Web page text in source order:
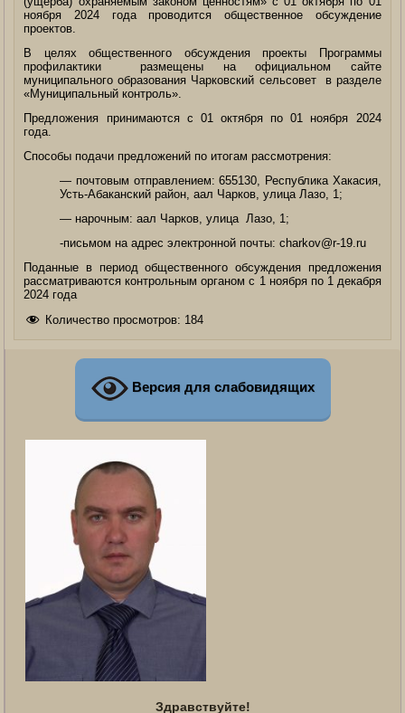
ноября 2024 года проводится общественное обсуждение
проектов.
В целях общественного обсуждения проекты Программы
профилактики размещены на официальном сайте
муниципального образования Чарковский сельсовет в разделе
«Муниципальный контроль».
Предложения принимаются с 01 октября по 01 ноября 2024
года.
Способы подачи предложений по итогам рассмотрения:
— почтовым отправлением: 655130, Республика Хакасия,
Усть-Абаканский район, аал Чарков, улица Лазо, 1;
— нарочным: аал Чарков, улица Лазо, 1;
-письмом на адрес электронной почты: charkov@r-19.ru
Поданные в период общественного обсуждения предложения
рассматриваются контрольным органом с 1 ноября по 1 декабря
2024 года
Количество просмотров: 184
Версия для слабовидящих
Здравствуйте!